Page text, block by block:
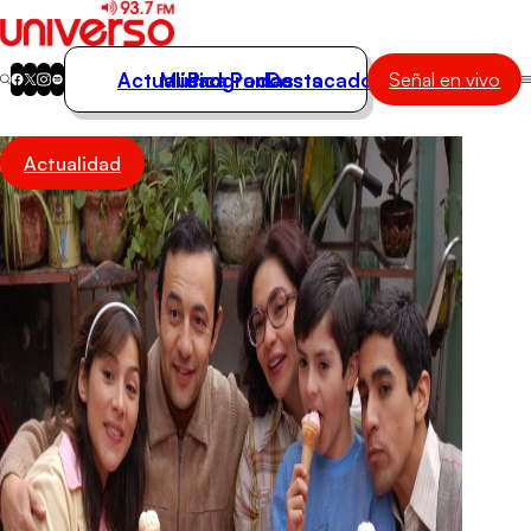
Actualidad
Música
Programas
Podcasts
Destacados
Actualidad
Música
Programas
Podcasts
Destacados Señal en vivo
Actualidad